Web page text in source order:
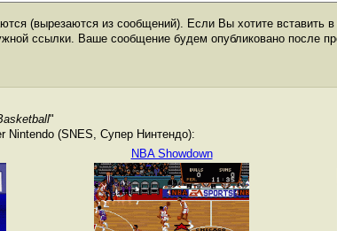
(вырезаются из сообщений). Если Вы хотите вставить
ссылки. Ваше сообщение будем опубликовано после
"
Nintendo (SNES, Супер Нинтендо):
NBA Showdown